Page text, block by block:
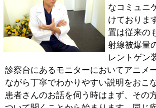
鎮静効果を得ることの出来る麻酔方法です。
通常の局所麻酔だけでも手術中に痛みを感じることはあ
りませんが、恐怖心や緊張、不安を感じないまま「気づ
いたら終わってる」静脈内鎮静法は、より快適で安全な
手術を可能にします。
おひとりおひとりに最適なインプラント治療をご紹介さ
せていただきますので、インプラントをご希望の方はま
ずはお気軽にご相談ください。
■最後に地域の皆様へメッセージをお願い致し
ます。